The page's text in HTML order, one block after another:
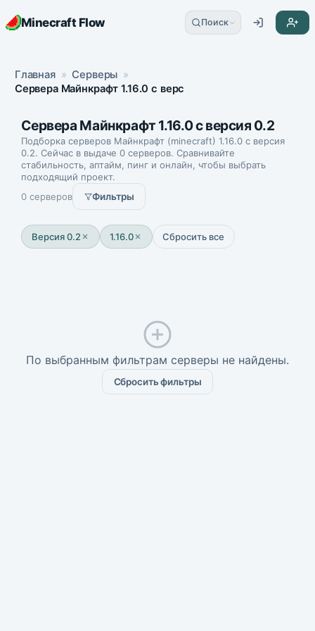
Minecraft Flow Поиск
Главная » Серверы »
Сервера Майнкрафт 1.16.0 с версия 0.2
Сервера Майнкрафт 1.16.0 с версия 0.2
Подборка серверов Майнкрафт (minecraft) 1.16.0 с версия
0.2. Сейчас в выдаче 0 серверов. Сравнивайте
стабильность, аптайм, пинг и онлайн, чтобы выбрать
подходящий проект.
0 серверов
Фильтры
Версия 0.2 1.16.0 Сбросить все
По выбранным фильтрам серверы не найдены.
Сбросить фильтры